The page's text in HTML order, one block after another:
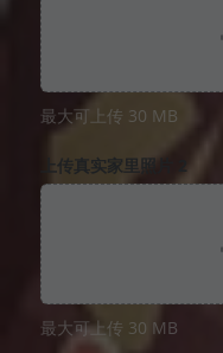
最大可上传 30 MB
上传真实家里照片 2
最大可上传 30 MB